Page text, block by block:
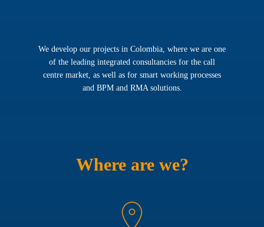
We develop our projects in Colombia, where we are one
of the leading integrated consultancies for the call
centre market, as well as for smart working processes
and BPM and RMA solutions.
Where are we?